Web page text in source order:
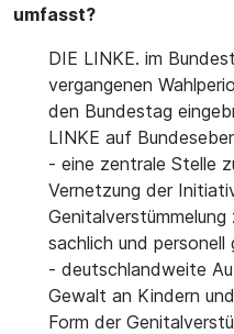
umfasst?
DIE LINKE. im
vergangenen
den Bundestag
LINKE auf
- eine zentrale Stelle
Vernetzung der
sachlich und
- deutschlandweite
Gewalt an Kindern
Form der